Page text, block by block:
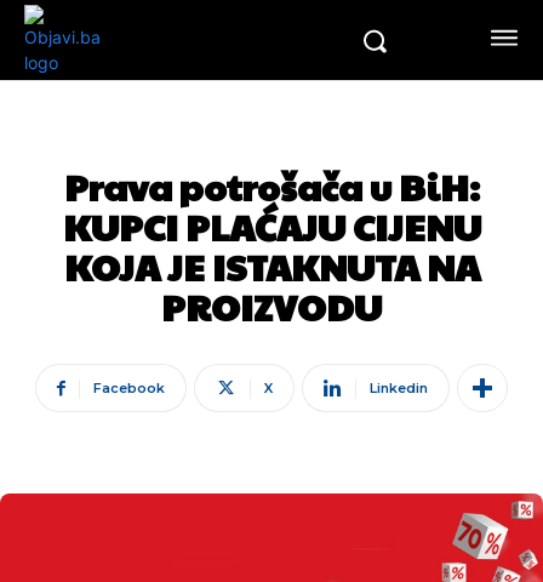
Prava potrošača u BiH:
KUPCI PLAĆAJU CIJENU
KOJA JE ISTAKNUTA NA
PROIZVODU
Facebook X Linkedin